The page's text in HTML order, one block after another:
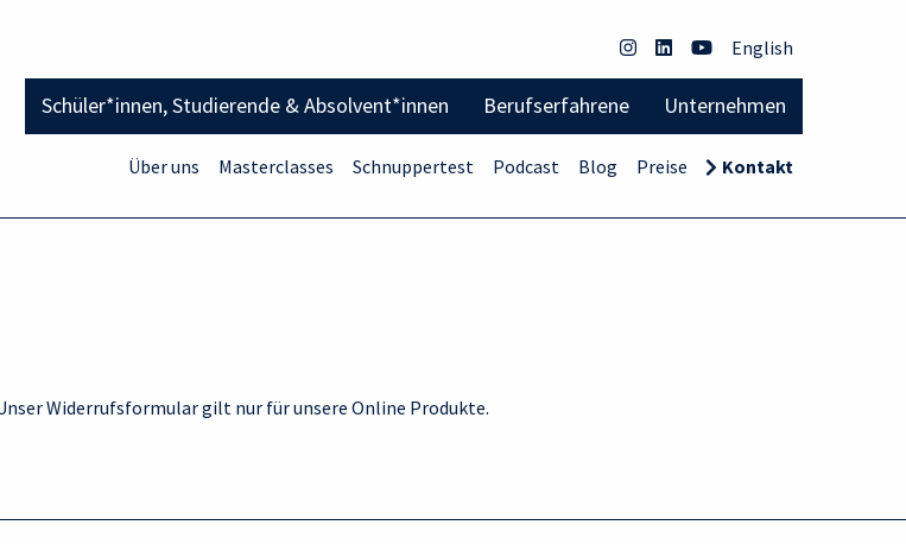
English
Schüler*innen, Studierende & Absolvent*innen Berufserfahrene Unternehmen
Über uns Masterclasses Schnuppertest Podcast Blog Preise Kontakt
Widerrufsformular gilt nur für unsere Online Produkte.